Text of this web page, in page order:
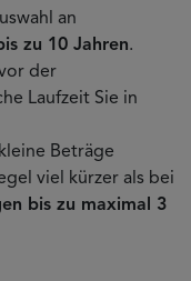
an
zu 10 Jahren.
der
Laufzeit Sie in
Beträge
viel kürzer als bei
bis zu maximal 3